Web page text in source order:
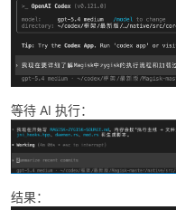
等待 AI 执行：
结果：